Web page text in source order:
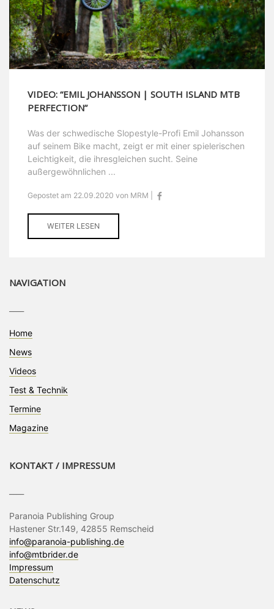
VIDEO: “EMIL JOHANSSON | SOUTH ISLAND MTB
PERFECTION”
Was der schwedische Slopestyle-Profi Emil Johansson
auf seinem Bike macht, zeigt er mit einer spielerischen
Leichtigkeit, die ihresgleichen sucht. Seine
außergewöhnlichen ...
Gepostet am 22.09.2020 von MRM |
WEITER LESEN
NAVIGATION
Home
News
Videos
Test & Technik
Termine
Magazine
KONTAKT / IMPRESSUM
Paranoia Publishing Group
Hastener Str.149, 42855 Remscheid
info@paranoia-publishing.de
info@mtbrider.de
Impressum
Datenschutz